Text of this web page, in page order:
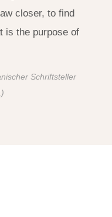
closer, to find
is the purpose of
Schriftsteller